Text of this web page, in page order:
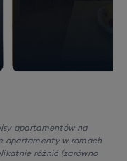
apartamentów na
apartamenty w ramach
różnić (zarówno